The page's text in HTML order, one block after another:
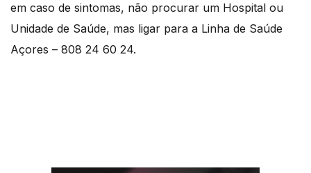
em caso de sintomas, não procurar um Hospital ou
Unidade de Saúde, mas ligar para a Linha de Saúde
Açores – 808 24 60 24.